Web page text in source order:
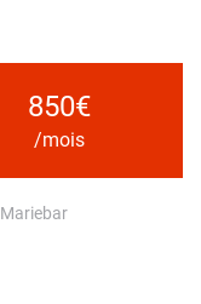
850€
/mois